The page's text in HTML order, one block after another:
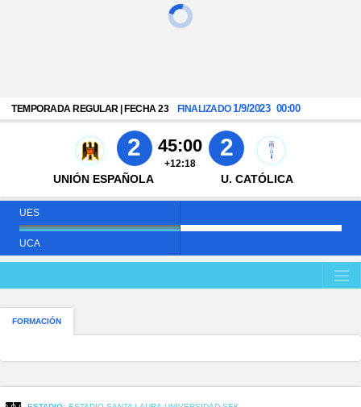
TEMPORADA REGULAR | FECHA 23 FINALIZADO1/9/2023 00:00
UNIÓN ESPAÑOLA
2 45:00
+12:18
2
U. CATÓLICA
UES
UCA
FORMACIÓN